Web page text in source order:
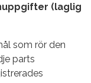
(laglig
som rör den
parts